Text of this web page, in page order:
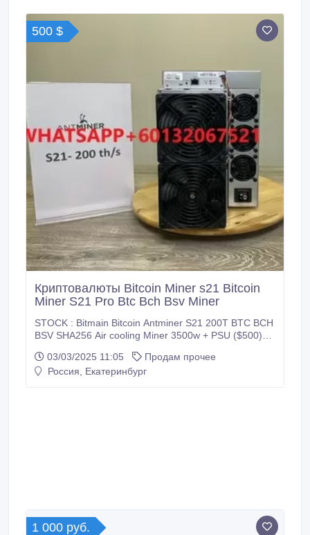
500 $
Криптовалюты Bitcoin Miner s21 Bitcoin
Miner S21 Pro Btc Bch Bsv Miner
STOCK : Bitmain Bitcoin Antminer S21 200T BTC BCH
BSV SHA256 Air cooling Miner 3500w + PSU ($500)
cooling Miner 234T +PSU ($1000) Доставка - CDEK
Доставка - 3 / 7 дни - Нов - гаранция - 365 дни
03/03/2025 11:05
Продам прочее
Россия, Екатеринбург
1 000 руб.